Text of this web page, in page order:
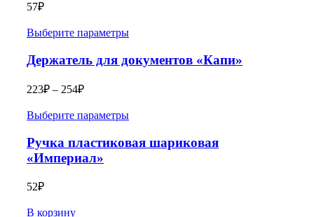
57₽
Выберите параметры
Держатель для документов «Капи»
223₽ – 254₽
Выберите параметры
Ручка пластиковая шариковая
«Империал»
52₽
В корзину